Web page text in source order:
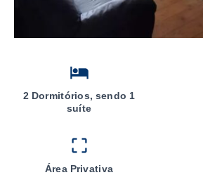
2 Dormitórios, sendo 1
suíte
Área Privativa